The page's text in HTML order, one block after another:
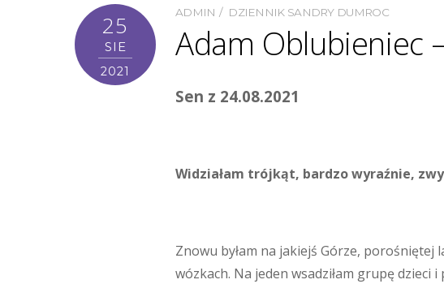
25
SIE
2021
ADMIN DZIENNIK SANDRY DUMROC
Adam Oblubieniec
Sen z 24.08.2021
Widziałam trójkąt, bardzo wyraźnie,
Znowu byłam na jakiejś Górze, porośniętej
wózkach. Na jeden wsadziłam grupę dzieci